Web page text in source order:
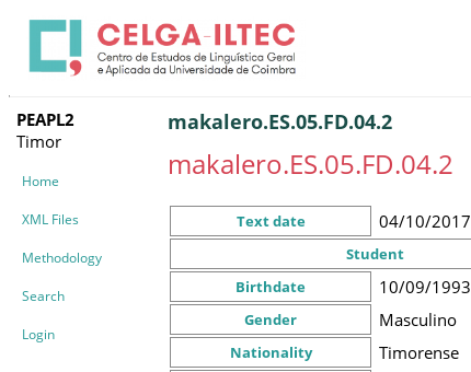
PEAPL2
Timor
Home
XML Files
Methodology
Search
Login
makalero.ES.05.FD.04.2
makalero.ES.05.FD.04.2
Text date 04/10/2017
Student
Birthdate
10/09/1993
Gender Masculino
Nationality Timorense